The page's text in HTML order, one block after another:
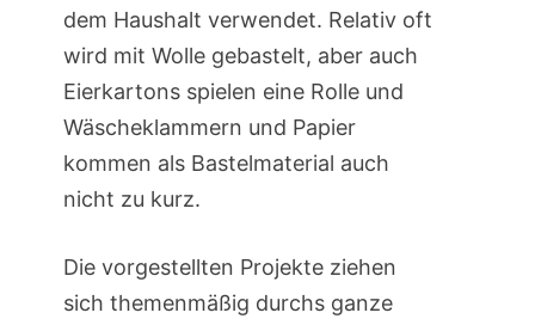
dem Haushalt verwendet. Relativ oft
wird mit Wolle gebastelt, aber auch
Eierkartons spielen eine Rolle und
Wäscheklammern und Papier
kommen als Bastelmaterial auch
nicht zu kurz.
Die vorgestellten Projekte ziehen
sich themenmäßig durchs ganze